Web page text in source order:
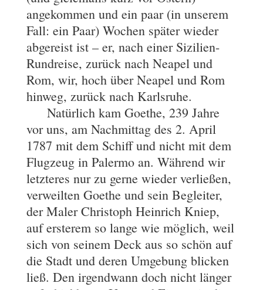
angekommen und ein paar (in unserem
Fall: ein Paar) Wochen später wieder
abgereist ist – er, nach einer Sizilien-
Rundreise, zurück nach Neapel und
Rom, wir, hoch über Neapel und Rom
hinweg, zurück nach Karlsruhe.
Natürlich kam Goethe, 239 Jahre
vor uns, am Nachmittag des 2. April
1787 mit dem Schiff und nicht mit dem
Flugzeug in Palermo an. Während wir
letzteres nur zu gerne wieder verließen,
verweilten Goethe und sein Begleiter,
der Maler Christoph Heinrich Kniep,
auf ersterem so lange wie möglich, weil
sich von seinem Deck aus so schön auf
die Stadt und deren Umgebung blicken
ließ. Den irgendwann doch nicht länger